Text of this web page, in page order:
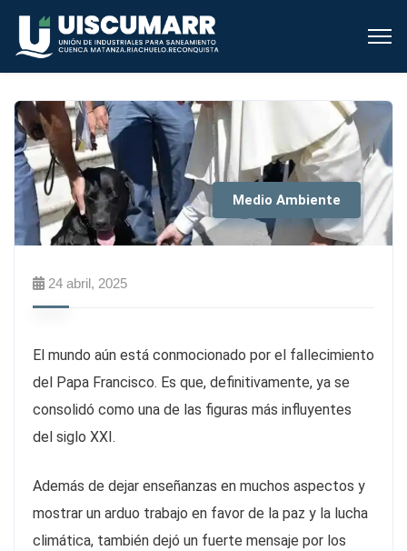
Medio Ambiente
24 abril, 2025
El mundo aún está conmocionado por el fallecimiento
del Papa Francisco. Es que, definitivamente, ya se
consolidó como una de las figuras más influyentes
del siglo XXI.
Además de dejar enseñanzas en muchos aspectos y
mostrar un arduo trabajo en favor de la paz y la lucha
climática, también dejó un fuerte mensaje por los